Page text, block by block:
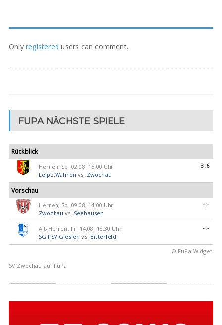
Only registeredusers can comment.
FUPA NÄCHSTE SPIELE
Rückblick
Herren, So. 02.08. 15:00 Uhr
Leipz.Wahren vs. Zwochau
3:6
Vorschau
Herren, So. 09.08. 14:00 Uhr
Zwochau vs. Seehausen
-:-
Alt-Herren, Fr. 14.08. 18:30 Uhr
SG FSV Glesien vs. Bitterfeld
-:-
© FuPa-Widget
SV Zwochau auf FuPa